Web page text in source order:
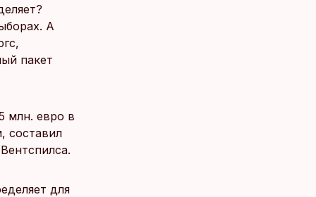
А
пакет
млн. евро в
составил
для